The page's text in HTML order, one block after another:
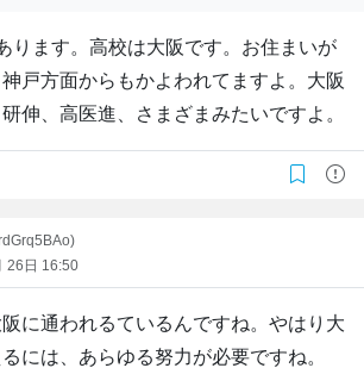
ります。高校は大阪です。お住まいが
戸方面からもかよわれてますよ。大阪
伸、高医進、さまざまみたいですよ。
26日 16:50
に通われるているんですね。やはり大
には、あらゆる努力が必要ですね。